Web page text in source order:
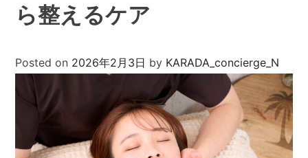
ら整えるケア
Posted on 2026年2月3日 by KARADA_concierge_N